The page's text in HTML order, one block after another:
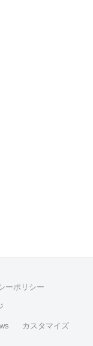
ーポリシー
カスタマイズ